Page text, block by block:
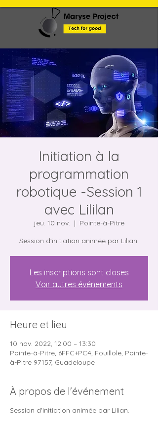
Initiation à la
programmation
robotique -Session 1
avec Lililan
jeu. 10 nov.
  |
Pointe-à-Pitre
Session d'initiation animée par Lilian.
Les inscriptions sont closes
Voir autres événements
Heure et lieu
10 nov. 2022, 12:00 – 13:30
Pointe-à-Pitre, 6FFC+PC4, Fouillole, Pointe-
à-Pitre 97157, Guadeloupe
À propos de l'événement
Session d'initiation animée par Lilian.